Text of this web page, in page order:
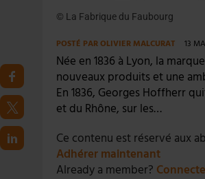
© La Fabrique du Faubourg
POSTÉ PAROLIVIER MALCURAT 13
Née en 1836 à Lyon, la
nouveaux produits et une
En 1836, Georges Hoffherr
et du Rhône, sur les…
Ce contenu est réservé aux
Adhérer maintenant
Already a member?